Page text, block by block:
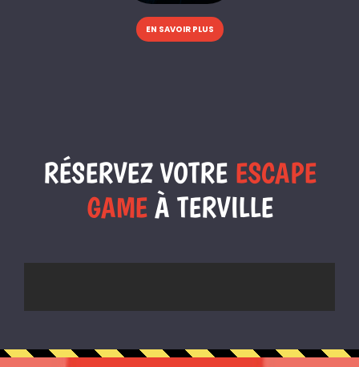
EN SAVOIR PLUS
RÉSERVEZ VOTRE ESCAPE
GAMEÀ TERVILLE